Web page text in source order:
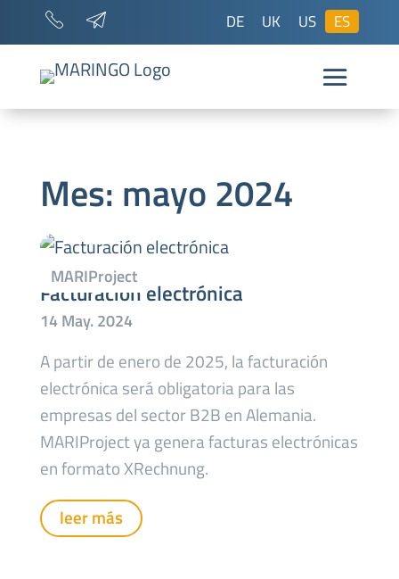
DE UK US ES
Mes: mayo 2024
Facturación electrónica
A partir de enero de 2025, la facturación
electrónica será obligatoria para las
empresas del sector B2B en Alemania.
MARIProject ya genera facturas electrónicas
en formato XRechnung.
leer más